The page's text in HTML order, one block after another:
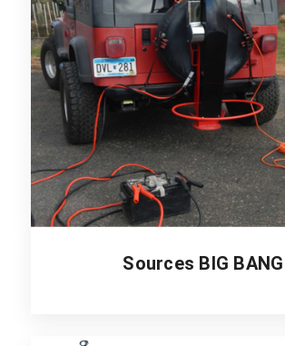
Sources BIG BANG